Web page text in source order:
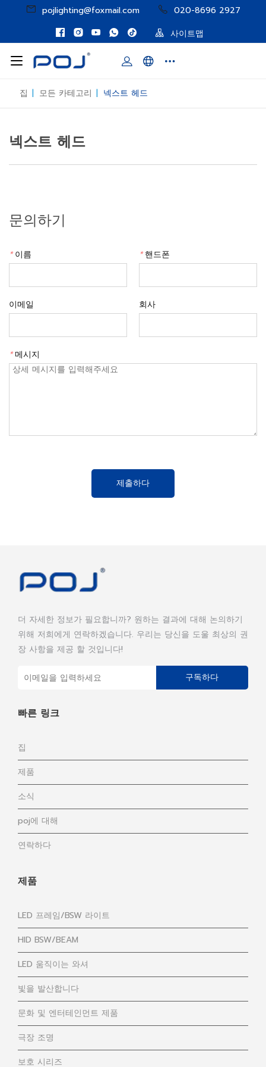
pojlighting@foxmail.com
020-8696 2927
사이트맵
집 | 모든 카테고리 | 넥스트 헤드
넥스트 헤드
문의하기
* 이름 * 핸드폰
이메일 회사
*메시지
제출하다
더 자세한 정보가 필요합니까? 원하는 결과에 대해 논의하기
위해 저희에게 연락하겠습니다. 우리는 당신을 도울 최상의 권
장 사항을 제공 할 것입니다!
구독하다
빠른 링크
집
제품
소식
poj에 대해
연락하다
제품
LED 프레임/BSW 라이트
HID BSW/BEAM
LED 움직이는 와셔
빛을 발산합니다
문화 및 엔터테인먼트 제품
극장 조명
보호 시리즈